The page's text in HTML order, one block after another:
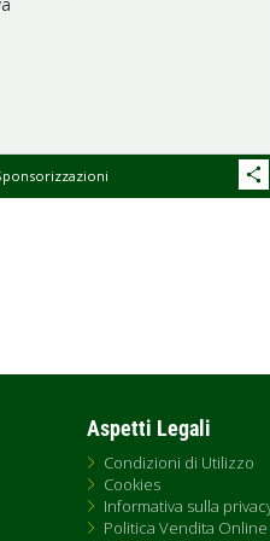
Aspetti Legali
Condizioni di Utilizzo
Cookies
Informativa sulla
Politica Vendita Online